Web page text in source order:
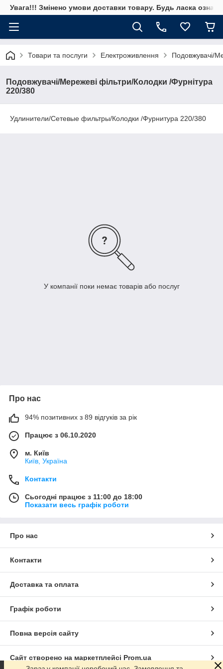
Увага!!! Змінено умови доставки товару. Будь ласка
Товари та послуги Електроживлення Подовжувачі/
Подовжувачі/Мережеві фільтри/Колодки /Фурнітура
220/380
Удлинители/Сетевые фильтры/Колодки /Фурнитура 220/380
У компанії поки немає товарів або послуг
Про нас
94% позитивних з 89 відгуків за рік
Працює з 06.10.2020
м. Київ
Київ, Україна
Контакти
Сьогодні працює з 11:00 до 18:00
Показати весь графік роботи
Про нас
Контакти
Доставка та оплата
Графік роботи
Повна версія сайту
Сайт створено на маркетплейсі Prom.ua